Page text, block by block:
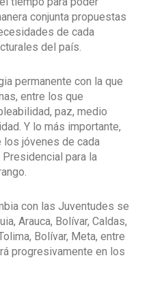
conjunta propuestas
de cada
del país.
permanente con la que
entre los que
paz, medio
Y lo más importante,
jóvenes de cada
para la
con las Juventudes se
Arauca, Bolívar, Caldas,
Bolívar, Meta, entre
progresivamente en los